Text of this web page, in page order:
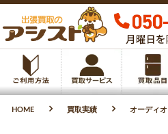
HOME 買取実績 オーディオ